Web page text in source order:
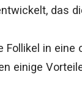
das
Follikel in
einige